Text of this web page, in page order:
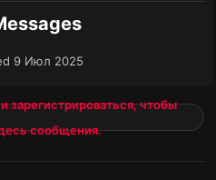
9 Июл 2025
зарегистрироваться, чтобы
сообщения.